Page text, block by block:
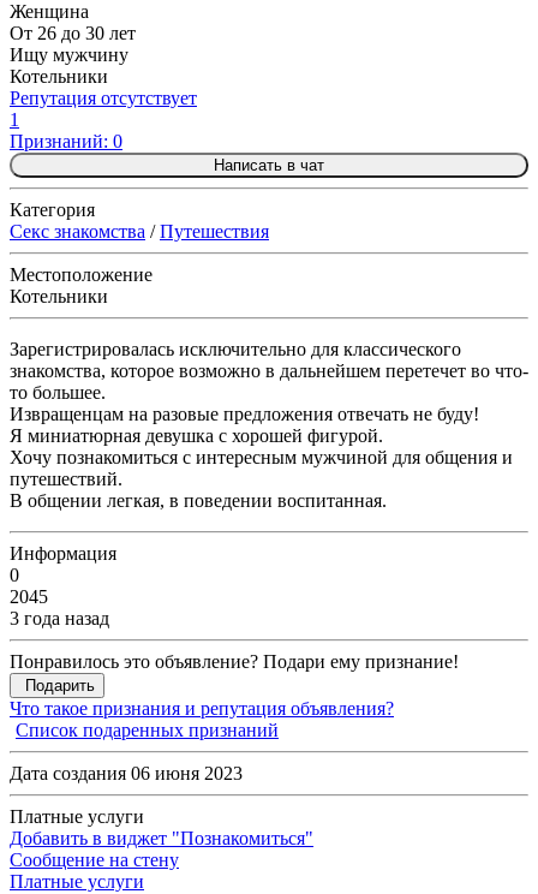
Женщина
От 26 до 30 лет
Ищу мужчину
Котельники
Репутация отсутствует
1
Признаний: 0
Написать в чат
Категория
Секс знакомства /Путешествия
Местоположение
Котельники
Зарегистрировалась исключительно для классического
знакомства, которое возможно в дальнейшем перетечет во что-
то большее.
Извращенцам на разовые предложения отвечать не буду!
Я миниатюрная девушка с хорошей фигурой.
Хочу познакомиться с интересным мужчиной для общения и
путешествий.
В общении легкая, в поведении воспитанная.
Информация
0
2045
3 года назад
Понравилось это объявление? Подари ему признание!
Подарить
Что такое признания и репутация объявления?
Список подаренных признаний
Дата создания 06 июня 2023
Платные услуги
Добавить в виджет "Познакомиться"
Сообщение на стену
Платные услуги